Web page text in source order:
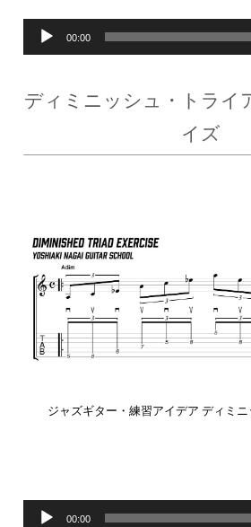
音
プ
ー
00:00
ディミニッシュ・トライ
イズ
ジャズギター・練習アイデア ディミ
音
00:00